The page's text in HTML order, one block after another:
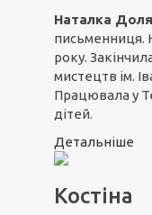
Наталка
письменниця.
року.
мистецтв ім.
Працювала у
дітей.
Детальніше
Костіна